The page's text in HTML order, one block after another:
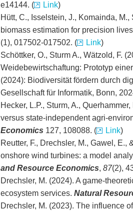
e14144. (
Link)
Hütt, C., Isselstein, J., Komainda,
biomass estimation for precision
(1), 017502-017502. (
Link)
Schöttker, O., Sturm A., Wätzold, F.
Weidebewirtschaftung: Prototyp
(2024): Biodiversität fördern durch
Gesellschaft für Informatik, Bonn,
Hecker, L.P., Sturm, A.,
versus state-independent agri-
Economics 127, 108088. ( Link)
Reutter, F., Drechsler, M., Gawel,
onshore wind turbines: a model
and Resource Economics, 87(2),
Drechsler, M. (2024). A
ecosystem services. Natural
Drechsler, M. (2023). The influence